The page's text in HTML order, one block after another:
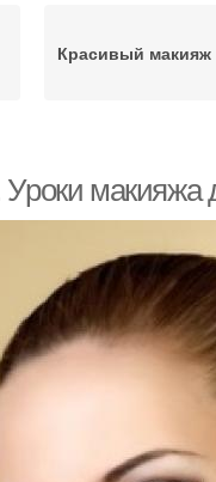
Красивый макияж
Уроки